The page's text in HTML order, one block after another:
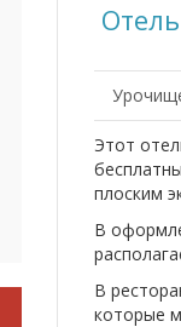
Этот
плоским
В
В
которые